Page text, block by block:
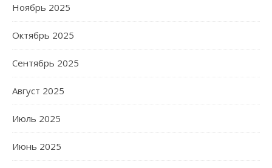
Ноябрь 2025
Октябрь 2025
Сентябрь 2025
Август 2025
Июль 2025
Июнь 2025